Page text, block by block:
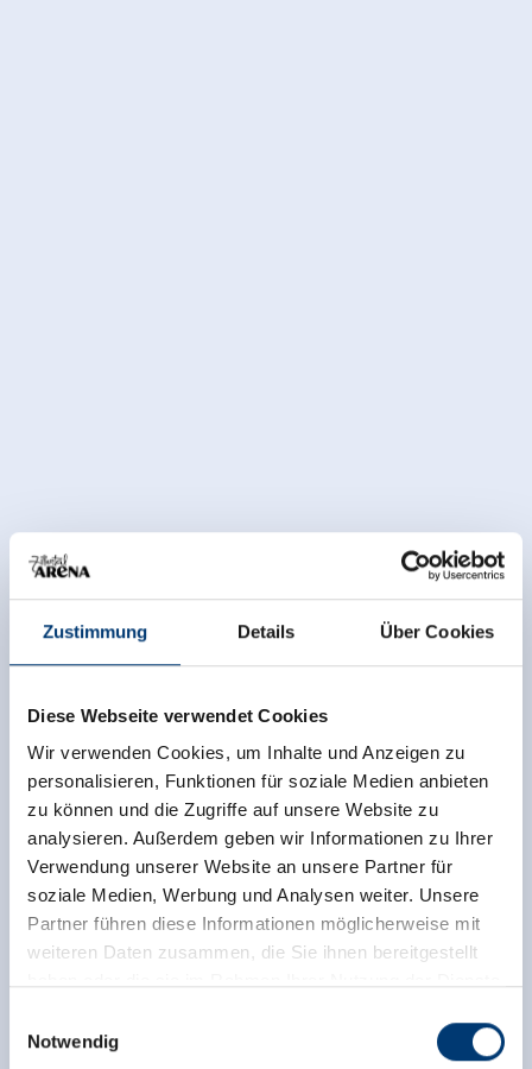
Zustimmung Details Über Cookies
Diese Webseite verwendet Cookies
Wir verwenden Cookies, um Inhalte und Anzeigen zu
personalisieren, Funktionen für soziale Medien anbieten
zu können und die Zugriffe auf unsere Website zu
analysieren. Außerdem geben wir Informationen zu Ihrer
Verwendung unserer Website an unsere Partner für
soziale Medien, Werbung und Analysen weiter. Unsere
Partner führen diese Informationen möglicherweise mit
weiteren Daten zusammen, die Sie ihnen bereitgestellt
Notwendig